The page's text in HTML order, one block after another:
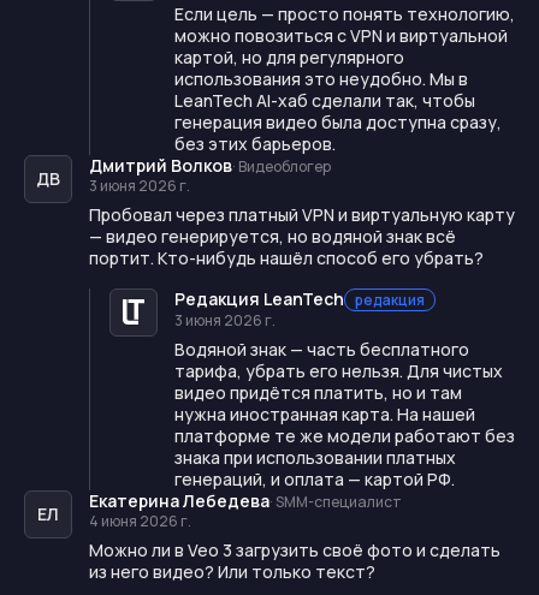
Если цель — просто понять технологию,
можно повозиться с VPN и виртуальной
картой, но для регулярного
использования это неудобно. Мы в
LeanTech AI-хаб сделали так, чтобы
генерация видео была доступна сразу,
без этих барьеров.
ДВ
Дмитрий Волков· Видеоблогер
3 июня 2026 г.
Пробовал через платный VPN и виртуальную карту
— видео генерируется, но водяной знак всё
портит. Кто-нибудь нашёл способ его убрать?
Редакция LeanTech редакция
3 июня 2026 г.
Водяной знак — часть бесплатного
тарифа, убрать его нельзя. Для чистых
видео придётся платить, но и там
нужна иностранная карта. На нашей
платформе те же модели работают без
знака при использовании платных
генераций, и оплата — картой РФ.
ЕЛ
Екатерина Лебедева·SMM-специалист
4 июня 2026 г.
Можно ли в Veo 3 загрузить своё фото и сделать
из него видео? Или только текст?